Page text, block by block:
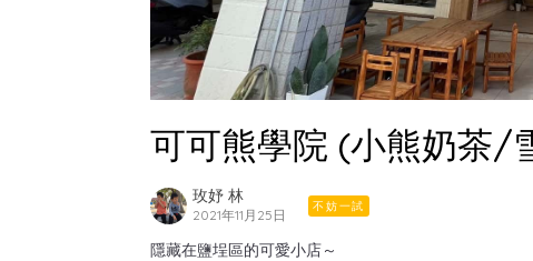
可可熊學院 (小熊奶茶/
玫妤 林
2021年11月25日
不妨一試
隱藏在鹽埕區的可愛小店～